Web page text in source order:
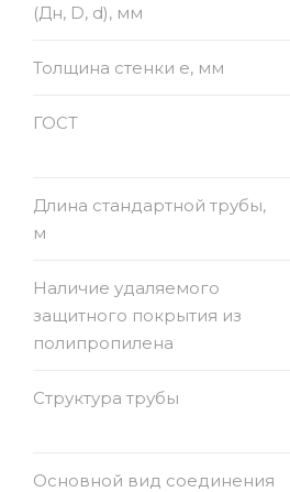
(Дн, D, d), мм
Толщина стенки e, мм
ГОСТ
Длина стандартной трубы,
м
Наличие удаляемого
защитного покрытия из
полипропилена
Структура трубы
Основной вид соединения